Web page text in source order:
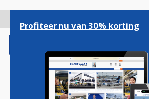
gaan
Profiteer nu van 30% korting